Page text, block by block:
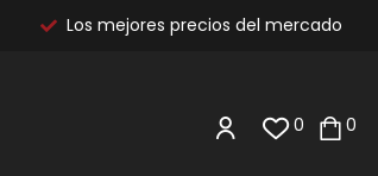
Los mejores precios del mercado
0 0